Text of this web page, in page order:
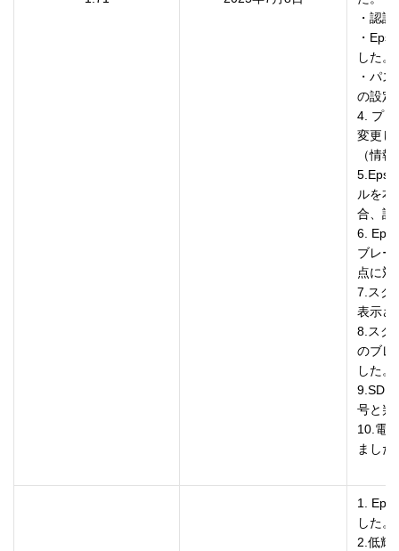
・認
・
した。
・パ
の設定
4. プ
変更し
（情
ルを本
合、設
6.
ブレー
点に対
7.スク
表示さ
8.スク
のブレ
した。
9.SDI
号と判
10.電
ました
1.
した。
2.低輝